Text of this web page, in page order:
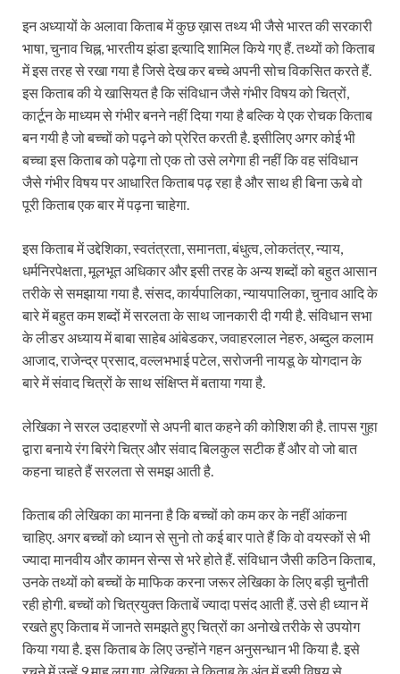
इन अध्यायों के अलावा किताब में कुछ ख़ास तथ्य भी जैसे भारत की सरकारी
भाषा, चुनाव चिह्न, भारतीय झंडा इत्यादि शामिल किये गए हैं. तथ्यों को किताब
में इस तरह से रखा गया है जिसे देख कर बच्चे अपनी सोच विकसित करते हैं.
इस किताब की ये खासियत है कि संविधान जैसे गंभीर विषय को चित्रों,
कार्टून के माध्यम से गंभीर बनने नहीं दिया गया है बल्कि ये एक रोचक किताब
बन गयी है जो बच्चों को पढ़ने को प्रेरित करती है. इसीलिए अगर कोई भी
बच्चा इस किताब को पढ़ेगा तो एक तो उसे लगेगा ही नहीं कि वह संविधान
जैसे गंभीर विषय पर आधारित किताब पढ़ रहा है और साथ ही बिना ऊबे वो
पूरी किताब एक बार में पढ़ना चाहेगा.
इस किताब में उद्देशिका, स्वतंत्रता, समानता, बंधुत्व, लोकतंत्र, न्याय,
धर्मनिरपेक्षता, मूलभूत अधिकार और इसी तरह के अन्य शब्दों को बहुत आसान
तरीके से समझाया गया है. संसद, कार्यपालिका, न्यायपालिका, चुनाव आदि के
बारे में बहुत कम शब्दों में सरलता के साथ जानकारी दी गयी है. संविधान सभा
के लीडर अध्याय में बाबा साहेब आंबेडकर, जवाहरलाल नेहरु, अब्दुल कलाम
आजाद, राजेन्द्र प्रसाद, वल्लभभाई पटेल, सरोजनी नायडू के योगदान के
बारे में संवाद चित्रों के साथ संक्षिप्त में बताया गया है.
लेखिका ने सरल उदाहरणों से अपनी बात कहने की कोशिश की है. तापस गुहा
द्वारा बनाये रंग बिरंगे चित्र और संवाद बिलकुल सटीक हैं और वो जो बात
कहना चाहते हैं सरलता से समझ आती है.
किताब की लेखिका का मानना है कि बच्चों को कम कर के नहीं आंकना
चाहिए. अगर बच्चों को ध्यान से सुनो तो कई बार पाते हैं कि वो वयस्कों से भी
ज्यादा मानवीय और कामन सेन्स से भरे होते हैं. संविधान जैसी कठिन किताब,
उनके तथ्यों को बच्चों के माफिक करना जरूर लेखिका के लिए बड़ी चुनौती
रही होगी. बच्चों को चित्रयुक्त किताबें ज्यादा पसंद आती हैं. उसे ही ध्यान में
रखते हुए किताब में जानते समझते हुए चित्रों का अनोखे तरीके से उपयोग
किया गया है. इस किताब के लिए उन्होंने गहन अनुसन्धान भी किया है. इसे